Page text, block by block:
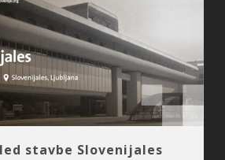
stavbe Slovenijales